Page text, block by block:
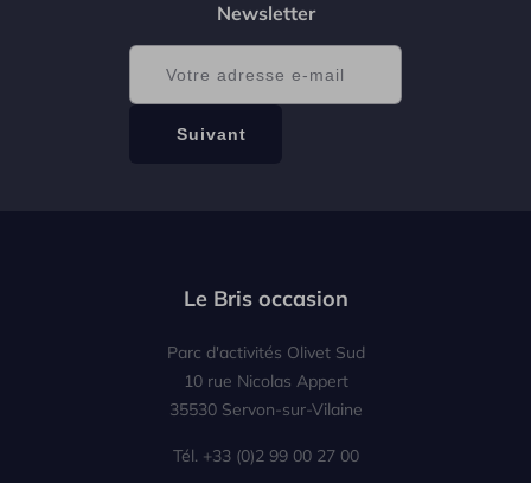
Newsletter
Le Bris occasion
Parc d'activités Olivet Sud
10 rue Nicolas Appert
35530 Servon-sur-Vilaine
Tél. +33 (0)2 99 00 27 00